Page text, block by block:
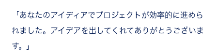
「あなたのアイディアでプロジェクトが効率的に進めら
れました。アイデアを出してくれてありがとうございま
す。」